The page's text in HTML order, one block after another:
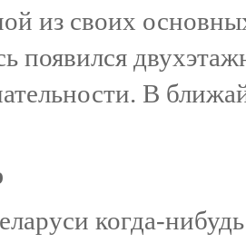
из своих
появился
В
когда-нибудь